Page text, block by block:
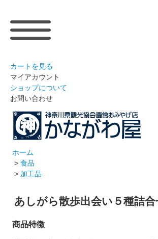
カートを見る
マイアカウント
ショップについて
お問い合わせ
ホーム
>食品
> 加工品
あしがら散歩出会い５種詰合
商品特徴